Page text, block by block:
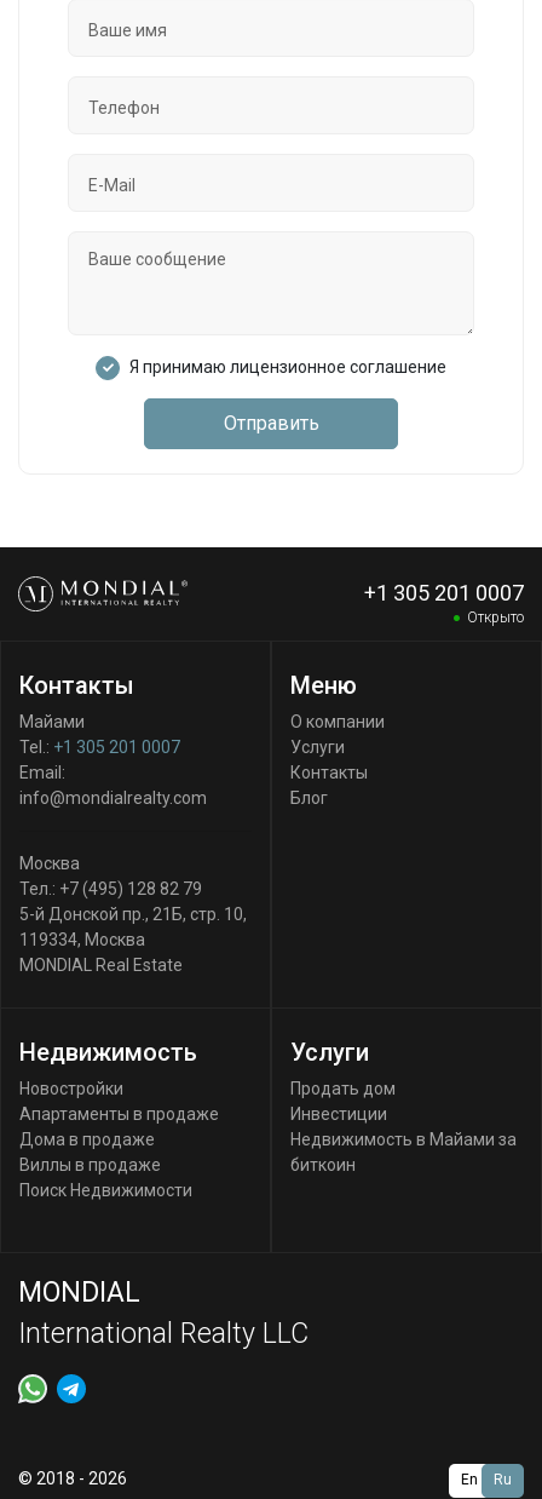
Я принимаю лицензионное соглашение
Отправить
+1 305 201 0007
Открыто
Контакты
Майами
Tel.: +1 305 201 0007
Email:
info@mondialrealty.com
Москва
Тел.: +7 (495) 128 82 79
5-й Донской пр., 21Б, стр. 10,
119334, Москва
MONDIAL Real Estate
Меню
О компании
Услуги
Контакты
Блог
Недвижимость
Новостройки
Апартаменты в продаже
Дома в продаже
Виллы в продаже
Поиск Недвижимости
Услуги
Продать дом
Инвестиции
Недвижимость в Майами за
биткоин
MONDIAL
International Realty LLC
© 2018 - 2026 En Ru